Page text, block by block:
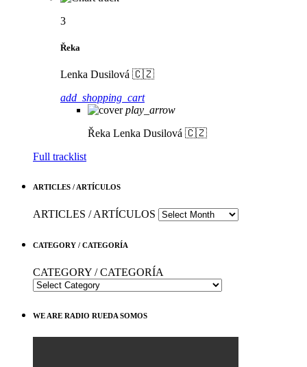
3
Řeka
Lenka Dusilová 🇨🇿
add_shopping_cart
play_arrow
Řeka Lenka Dusilová 🇨🇿
Full tracklist
ARTICLES / ARTÍCULOS
ARTICLES / ARTÍCULOS
CATEGORY / CATEGORÍA
CATEGORY / CATEGORÍA
WE ARE RADIO RUEDA SOMOS